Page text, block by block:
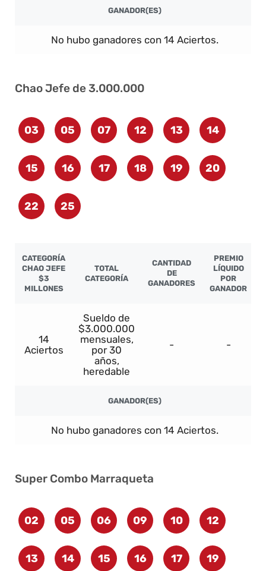
GANADOR(ES)
No hubo ganadores con 14 Aciertos.
Chao Jefe de 3.000.000
03 05 07 12 13 14
15 16 17 18 19 20
22 25
CATEGORÍA
CHAO JEFE
$3
MILLONES
TOTAL
CATEGORÍA
CANTIDAD
DE
GANADORES
PREMIO
LÍQUIDO
POR
GANADOR
14
Aciertos
Sueldo de
$3.000.000
mensuales,
por 30
años,
heredable
- -
GANADOR(ES)
No hubo ganadores con 14 Aciertos.
Super Combo Marraqueta
02 05 06 09 10 12
13 14 15 16 17 19